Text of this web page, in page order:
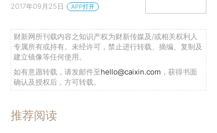
2017年09月25日 APP打开
财新网所刊载内容之知识产权为财新传媒及/或相关权利人
专属所有或持有。未经许可，禁止进行转载、摘编、复制及
建立镜像等任何使用。
如有意愿转载，请发邮件至hello@caixin.com ，获得书面
确认及授权后，方可转载。
推荐阅读